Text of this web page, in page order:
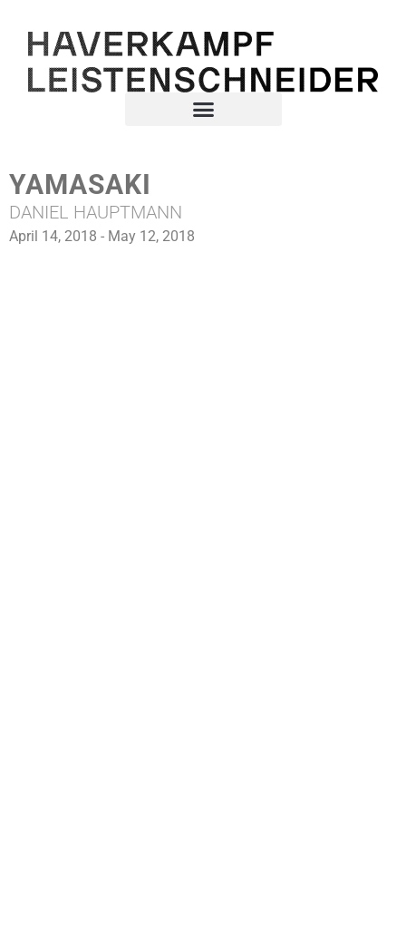
YAMASAKI
DANIEL HAUPTMANN
April 14, 2018 - May 12, 2018